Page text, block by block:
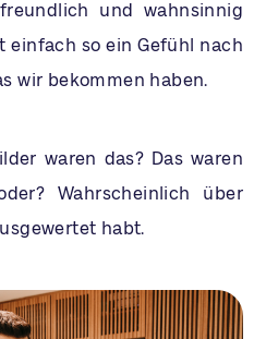
und wahnsinnig
einfach so ein Gefühl nach
wir bekommen haben.
waren das? Das waren
Wahrscheinlich über
habt.